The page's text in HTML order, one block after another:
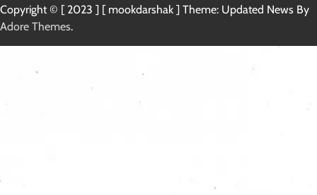
Copyright © [ 2023 ] [ mookdarshak ] Theme: Updated News By
Adore Themes.